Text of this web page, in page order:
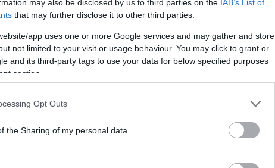
may also be disclosed by us to third parties on the IAB’s List of
that may further disclose it to other third parties.
app uses one or more Google services and may gather and store
not limited to your visit or usage behaviour. You may click to grant or
and its third-party tags to use your data for below specified purposes
section.
Opt Outs
the Sharing of my personal data.